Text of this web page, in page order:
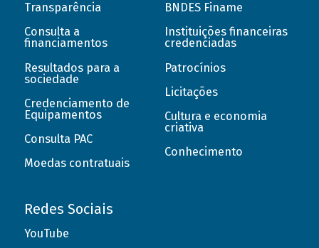
Transparência
Consulta a
financiamentos
Resultados para a
sociedade
Credenciamento de
Equipamentos
Consulta PAC
Moedas contratuais
BNDES Finame
Instituições financeiras
credenciadas
Patrocínios
Licitações
Cultura e economia
criativa
Conhecimento
Redes Sociais
YouTube